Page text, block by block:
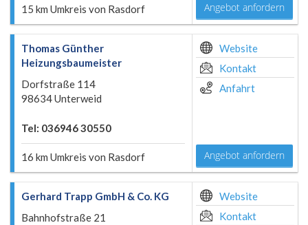
15 km Umkreis von Rasdorf Angebot anfordern
Thomas Günther
Heizungsbaumeister
Dorfstraße 114
98634 Unterweid
Tel: 036946 30550
16 km Umkreis von Rasdorf
Website
Kontakt
Anfahrt
Angebot anfordern
Gerhard Trapp GmbH & Co. KG
Bahnhofstraße 21
Website
Kontakt